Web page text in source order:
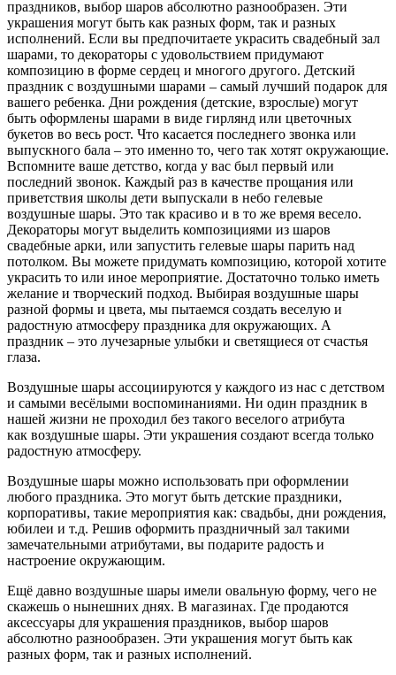
праздников, выбор шаров абсолютно разнообразен. Эти
украшения могут быть как разных форм, так и разных
исполнений. Если вы предпочитаете украсить свадебный зал
шарами, то декораторы с удовольствием придумают
композицию в форме сердец и многого другого. Детский
праздник с воздушными шарами – самый лучший подарок для
вашего ребенка. Дни рождения (детские, взрослые) могут
быть оформлены шарами в виде гирлянд или цветочных
букетов во весь рост. Что касается последнего звонка или
выпускного бала – это именно то, чего так хотят окружающие.
Вспомните ваше детство, когда у вас был первый или
последний звонок. Каждый раз в качестве прощания или
приветствия школы дети выпускали в небо гелевые
воздушные шары. Это так красиво и в то же время весело.
Декораторы могут выделить композициями из шаров
свадебные арки, или запустить гелевые шары парить над
потолком. Вы можете придумать композицию, которой хотите
украсить то или иное мероприятие. Достаточно только иметь
желание и творческий подход. Выбирая воздушные шары
разной формы и цвета, мы пытаемся создать веселую и
радостную атмосферу праздника для окружающих. А
праздник – это лучезарные улыбки и светящиеся от счастья
глаза.
Воздушные шары ассоциируются у каждого из нас с детством
и самыми весёлыми воспоминаниями. Ни один праздник в
нашей жизни не проходил без такого веселого атрибута
как воздушные шары. Эти украшения создают всегда только
радостную атмосферу.
Воздушные шары можно использовать при оформлении
любого праздника. Это могут быть детские праздники,
корпоративы, такие мероприятия как: свадьбы, дни рождения,
юбилеи и т.д. Решив оформить праздничный зал такими
замечательными атрибутами, вы подарите радость и
настроение окружающим.
Ещё давно воздушные шары имели овальную форму, чего не
скажешь о нынешних днях. В магазинах. Где продаются
аксессуары для украшения праздников, выбор шаров
абсолютно разнообразен. Эти украшения могут быть как
разных форм, так и разных исполнений.